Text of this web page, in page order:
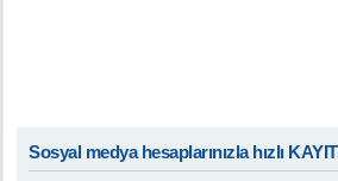
Sosyal medya hesaplarınızla hızlı